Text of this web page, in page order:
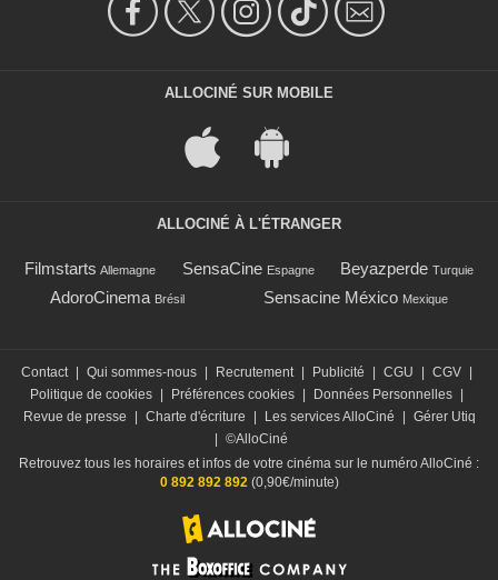
ALLOCINÉ SUR MOBILE
ALLOCINÉ À L'ÉTRANGER
Filmstarts Allemagne SensaCine Espagne Beyazperde Turquie
AdoroCinema Brésil Sensacine México Mexique
Contact Qui sommes-nous Recrutement Publicité CGU CGV
Politique de cookies
Préférences cookies Données Personnelles
Revue de presse
Charte d'écriture Les services AlloCiné
Gérer Utiq
©AlloCiné
Retrouvez tous les horaires et infos de votre cinéma sur le numéro AlloCiné :
0 892 892 892(0,90€/minute)